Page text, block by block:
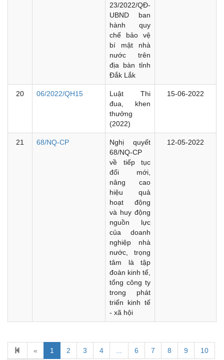
23/2022/QĐ-
UBND ban
hành quy
chế bảo vệ
bí mật nhà
nước trên
địa bàn tỉnh
Đắk Lắk
20 06/2022/QH15
Luật Thi
đua, khen
thưởng
(2022)
15-06-2022
21 68/NQ-CP
Nghị quyết
68/NQ-CP
về tiếp tục
đổi mới,
nâng cao
hiệu quả
hoạt động
và huy động
nguồn lực
của doanh
nghiệp nhà
nước, trọng
tâm là tập
đoàn kinh tế,
tổng công ty
trong phát
triển kinh tế
- xã hội
12-05-2022
« 1 2 3 4 6 7 8 9 10
Kế hoạch Kiểm tra, sát hạch để tiếp nhận vào làm công